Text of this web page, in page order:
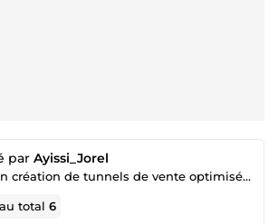
par Ayissi_Jorel
Expert en création de tunnels de vente optimisés | Systeme.io & WordPress qui convertissent
total6